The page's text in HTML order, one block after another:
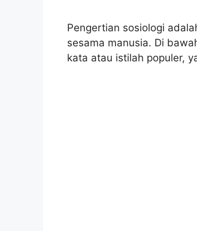
Pengertian sosiologi
sesama manusia. Di
kata atau istilah populer,